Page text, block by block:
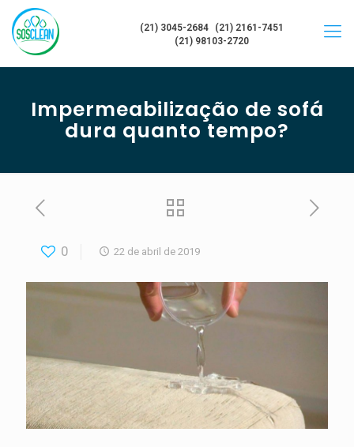
(21) 3045-2684
(21) 2161-7451
(21) 98103-2720
Impermeabilização de sofá
dura quanto tempo?
0 22 de abril de 2019